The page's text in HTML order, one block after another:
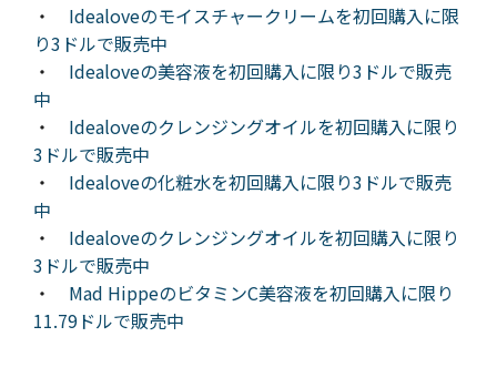
・ Idealoveのモイスチャークリームを初回購入に限
り3ドルで販売中
・ Idealoveの美容液を初回購入に限り3ドルで販売
中
・ Idealoveのクレンジングオイルを初回購入に限り
3ドルで販売中
・ Idealoveの化粧水を初回購入に限り3ドルで販売
中
・ Idealoveのクレンジングオイルを初回購入に限り
3ドルで販売中
・ Mad HippeのビタミンC美容液を初回購入に限り
11.79ドルで販売中